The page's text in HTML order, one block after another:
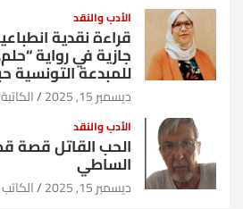
الأدب والنقد
قراءة نقدية
جازية في رواية
للمبدعة التونسية
ديسمبر 15, 2025
الأدب والنقد
الحب القاتل قصة
الساطي
ديسمبر 15, 2025